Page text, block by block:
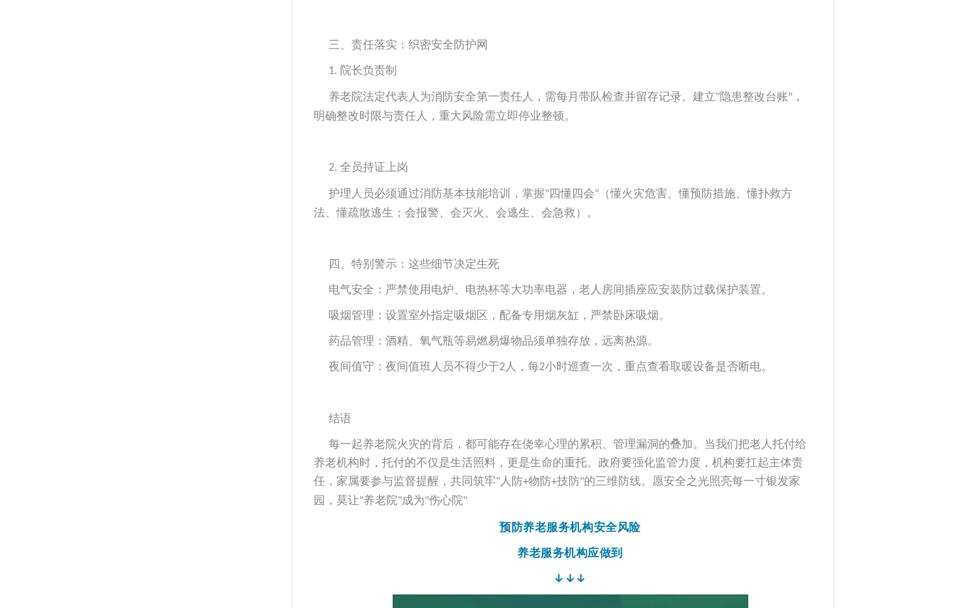
三、责任落实：织密安全防护网
1. 院长负责制
养老院法定代表人为消防安全第一责任人，需每月带队检查并留存记录。建立"隐患整改台账"，
明确整改时限与责任人，重大风险需立即停业整顿。
2. 全员持证上岗
护理人员必须通过消防基本技能培训，掌握"四懂四会"（懂火灾危害、懂预防措施、懂扑救方
法、懂疏散逃生；会报警、会灭火、会逃生、会急救）。
四、特别警示：这些细节决定生死
电气安全：严禁使用电炉、电热杯等大功率电器，老人房间插座应安装防过载保护装置。
吸烟管理：设置室外指定吸烟区，配备专用烟灰缸，严禁卧床吸烟。
药品管理：酒精、氧气瓶等易燃易爆物品须单独存放，远离热源。
夜间值守：夜间值班人员不得少于2 人，每2小时巡查一次，重点查看取暖设备是否断电。
结语
每一起养老院火灾的背后，都可能存在侥幸心理的累积、管理漏洞的叠加。当我们把老人托付给
养老机构时，托付的不仅是生活照料，更是生命的重托。政府要强化监管力度，机构要扛起主体责
任，家属要参与监督提醒，共同筑牢"人防+物防+技防"的三维防线。愿安全之光照亮每一寸银发家
园，莫让"养老院"成为"伤心院"
预防养老服务机构安全风险
养老服务机构应做到
↓↓↓